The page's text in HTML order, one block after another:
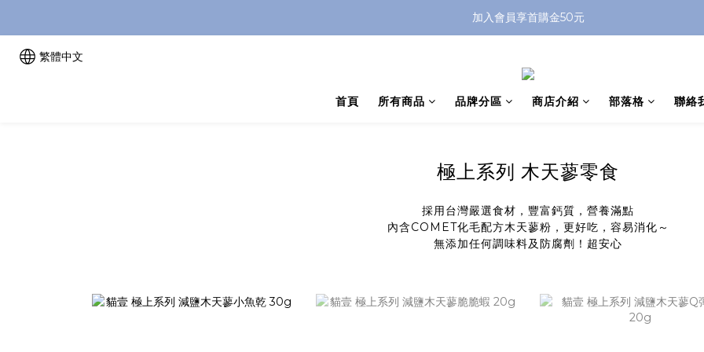
加入會員享首購金50元
繁體中文
首頁 所有商品 品牌分區 商店介紹 部落格 聯絡
極上系列 木天蓼零食
採用台灣嚴選食材，豐富鈣質，營養滿點
內含COMET化毛配方木天蓼粉，更好吃，容易消化～
無添加任何調味料及防腐劑！超安心